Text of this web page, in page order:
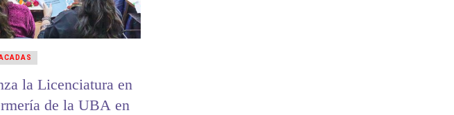
la Licenciatura en
de la UBA en